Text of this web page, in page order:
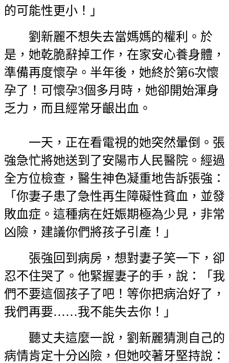
的可能性更小！」
劉新麗不想失去當媽媽的權利。於
是，她乾脆辭掉工作，在家安心養身體，
準備再度懷孕。半年後，她終於第6次懷
孕了！可懷孕3個多月時，她卻開始渾身
乏力，而且經常牙齦出血。
一天，正在看電視的她突然暈倒。張
強急忙將她送到了安陽市人民醫院。經過
全方位檢查，醫生神色凝重地告訴張強：
「你妻子患了急性再生障礙性貧血，並發
敗血症。這種病在妊娠期極為少見，非常
凶險，建議你們將孩子引產！」
張強回到病房，想對妻子笑一下，卻
忍不住哭了。他緊握妻子的手，說：「我
們不要這個孩子了吧！等你把病治好了，
我們再要……我不能失去你！」
聽丈夫這麼一說，劉新麗猜測自己的
病情肯定十分凶險，但她咬著牙堅持說：